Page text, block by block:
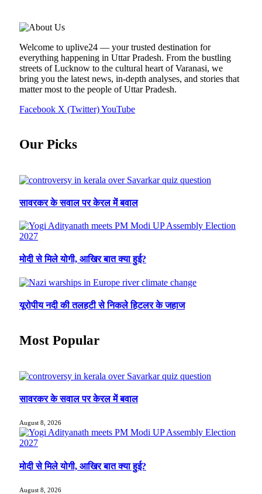
Welcome to uplive24 — your trusted destination for
everything happening in Uttar Pradesh. From the bustling
streets of Lucknow to the cultural heart of Varanasi, we
bring you the latest news, in-depth analyses, and stories that
matter most to the people of Uttar Pradesh.
Facebook X (Twitter)YouTube
Our Picks
सावरकर के सवाल पर केरल में बवाल
मोदी से मिले योगी, आखिर बात क्या हुई?
यूरोपीय नदी की तलहटी से निकले हिटलर के जहाज
Most Popular
सावरकर के सवाल पर केरल में बवाल
August 8, 2026
मोदी से मिले योगी, आखिर बात क्या हुई?
August 8, 2026